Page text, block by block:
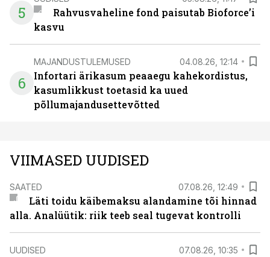
5
Rahvusvaheline fond paisutab Bioforce’i
kasvu
6
MAJANDUSTULEMUSED 04.08.26, 12:14
Infortari ärikasum peaaegu kahekordistus,
kasumlikkust toetasid ka uued
põllumajandusettevõtted
VIIMASED UUDISED
SAATED 07.08.26, 12:49
Läti toidu käibemaksu alandamine tõi hinnad
alla. Analüütik: riik teeb seal tugevat kontrolli
UUDISED 07.08.26, 10:35